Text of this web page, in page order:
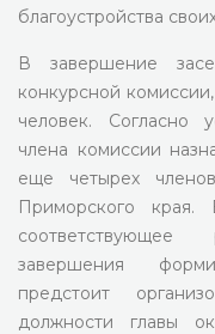
благоустройства
В завершение
конкурсной
человек. Согласно
члена комиссии
еще четырех
Приморского
завершения
предстоит
должности главы